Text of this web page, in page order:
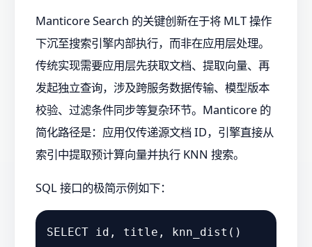
Manticore Search 的关键创新在于将 MLT 操作
下沉至搜索引擎内部执行，而非在应用层处理。
传统实现需要应用层先获取文档、提取向量、再
发起独立查询，涉及跨服务数据传输、模型版本
校验、过滤条件同步等复杂环节。Manticore 的
简化路径是：应用仅传递源文档 ID，引擎直接从
索引中提取预计算向量并执行 KNN 搜索。
SQL 接口的极简示例如下：
SELECT